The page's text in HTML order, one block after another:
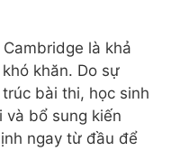
là khả
khăn. Do sự
bài thi, học sinh
và bổ sung kiến
ngay từ đầu để